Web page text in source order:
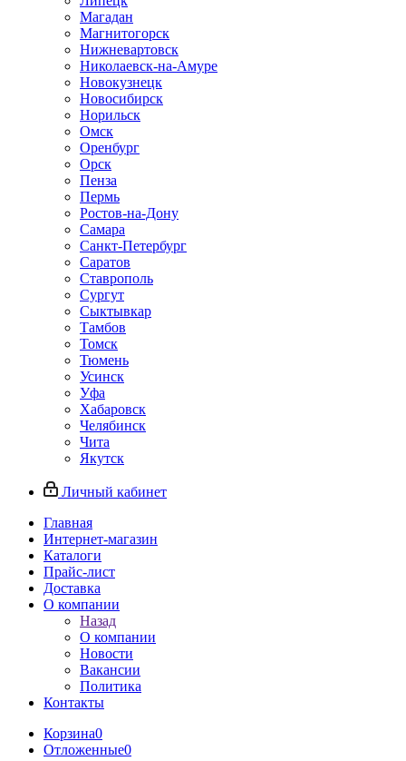
Магадан
Магнитогорск
Нижневартовск
Николаевск-на-Амуре
Новокузнецк
Новосибирск
Норильск
Омск
Оренбург
Орск
Пенза
Пермь
Ростов-на-Дону
Самара
Санкт-Петербург
Саратов
Ставрополь
Сургут
Сыктывкар
Тамбов
Томск
Тюмень
Усинск
Уфа
Хабаровск
Челябинск
Чита
Якутск
Личный кабинет
Главная
Интернет-магазин
Каталоги
Прайс-лист
Доставка
О компании
Назад
О компании
Новости
Вакансии
Политика
Контакты
Корзина0
Отложенные0